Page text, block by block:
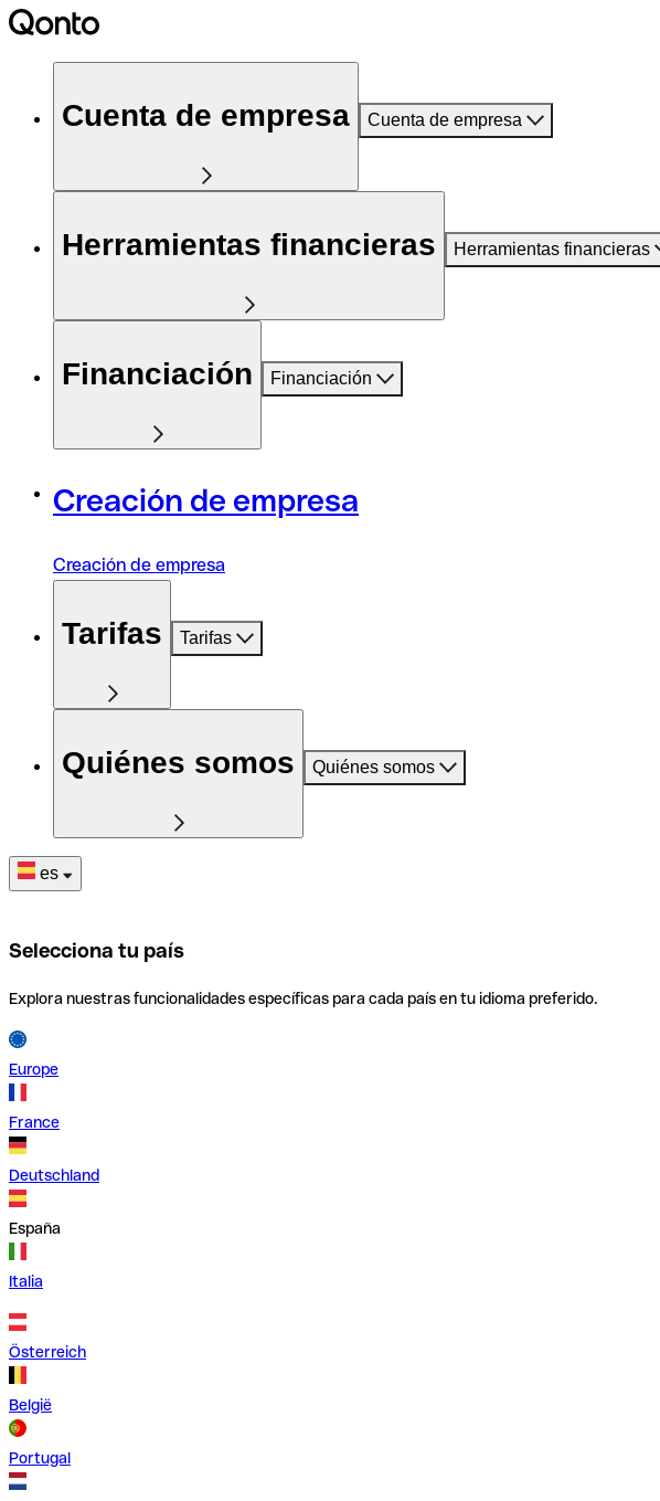
Cuenta de empresa Cuenta de empresa
Herramientas financieras Herramientas financieras
Financiación Financiación
Creación de empresa
Creación de empresa
Tarifas Tarifas
Quiénes somos Quiénes somos
es
Selecciona tu país
Explora nuestras funcionalidades específicas para cada país en tu idioma preferido.
Europe
France
Deutschland
España
Italia
Österreich
België
Portugal